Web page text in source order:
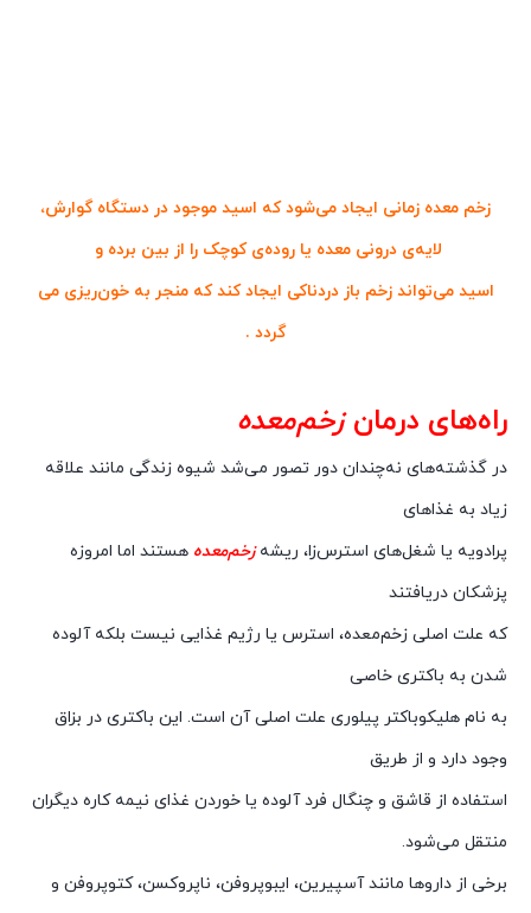
زخم معده زمانی ایجاد می‌شود که اسید موجود در دستگاه گوارش،
لایه‌ی درونی معده یا روده‌ی کوچک را از بین برده و
اسید می‌تواند زخم باز دردناکی ایجاد کند که منجر به خون‌ریزی می‌
گردد .
راه‌های درمانزخم‌معده
در گذشته‌های نه‌چندان دور تصور می‌شد شیوه زندگی مانند علاقه
زیاد به غذاهای
پرادویه یا شغل‌های استرس‌زا، ریشهزخم‌معده هستند اما امروزه
پزشکان دریافتند
که علت اصلی زخم‌معده، استرس یا رژیم غذایی نیست بلکه آلوده
شدن به باکتری خاصی
به نام هلیکوباکتر پیلوری علت اصلی آن است. این باکتری در بزاق
وجود دارد و از طریق
استفاده از قاشق و چنگال فرد آلوده یا خوردن غذای نیمه کاره دیگران
منتقل می‌شود.
برخی از داروها مانند آسپیرین، ایبوپروفن، ناپروکسن، کتوپروفن و